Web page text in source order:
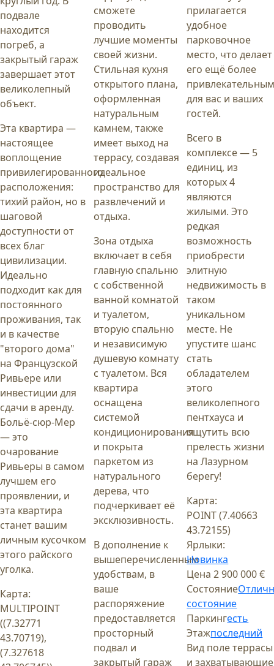
подвале
находится
погреб, а
закрытый гараж
завершает этот
великолепный
объект.
Эта квартира —
настоящее
воплощение
привилегированного
расположения:
тихий район, но в
шаговой
доступности от
всех благ
цивилизации.
Идеально
подходит как для
постоянного
проживания, так
и в качестве
"второго дома"
на Французской
Ривьере или
инвестиции для
сдачи в аренду.
Больё-сюр-Мер
— это
очарование
Ривьеры в самом
лучшем его
проявлении, и
эта квартира
станет вашим
личным кусочком
этого райского
уголка.
Карта:
MULTIPOINT
((7.32771
43.70719),
(7.327618
сможете
проводить
лучшие моменты
своей жизни.
Стильная кухня
открытого плана,
оформленная
натуральным
камнем, также
имеет выход на
террасу, создавая
идеальное
пространство для
развлечений и
отдыха.
Зона отдыха
включает в себя
главную спальню
с собственной
ванной комнатой
и туалетом,
вторую спальню
и независимую
душевую комнату
с туалетом. Вся
квартира
оснащена
системой
кондиционирования
и покрыта
паркетом из
натурального
дерева, что
подчеркивает её
эксклюзивность.
В дополнение к
вышеперечисленным
удобствам, в
ваше
распоряжение
предоставляется
просторный
подвал и
закрытый гараж
прилагается
удобное
парковочное
место, что делает
его ещё более
для вас и ваших
гостей.
Всего в
комплексе — 5
единиц, из
которых 4
являются
жилыми. Это
редкая
возможность
приобрести
элитную
недвижимость в
таком
уникальном
месте. Не
упустите шанс
стать
обладателем
этого
великолепного
пентхауса и
ощутить всю
прелесть жизни
на Лазурном
берегу!
Карта:
POINT (7.40663
43.72155)
Ярлыки:
Новинка
Цена2 900 000 €
Состояние
состояние
Паркингесть
Этажпоследний
Вид полетеррасы
и захватывающие